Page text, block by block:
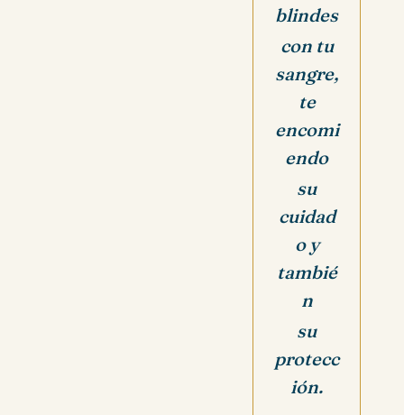
blindes
con tu
sangre,
te
encomi
endo
su
cuidad
o y
tambié
n
su
protecc
ión.